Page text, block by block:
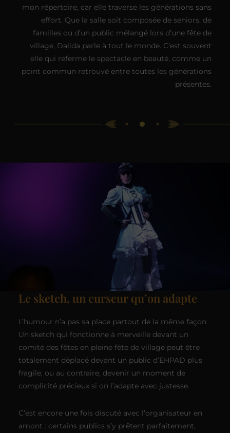
mon répertoire, car elle traverse les générations sans
effort. Que la salle soit composée de seniors, de
familles ou d’un public mélangé lors d’une fête de
village, Dalida parle à tout le monde. C’est souvent
elle qui referme le spectacle en beauté, comme un
point commun retrouvé entre toutes les générations
présentes.
Le sketch, un curseur qu’on adapte
L’humour n’a pas sa place partout de la même façon.
Un sketch qui fonctionne à merveille devant un
comité des fêtes en pleine fête de village peut être
totalement déplacé devant un public d’EHPAD plus
fragile, ou au contraire, devenir un moment de
complicité précieux si on l’adapte avec justesse.
C’est encore une fois discuté avec l’organisateur en
amont : certains publics s’y prêtent parfaitement,